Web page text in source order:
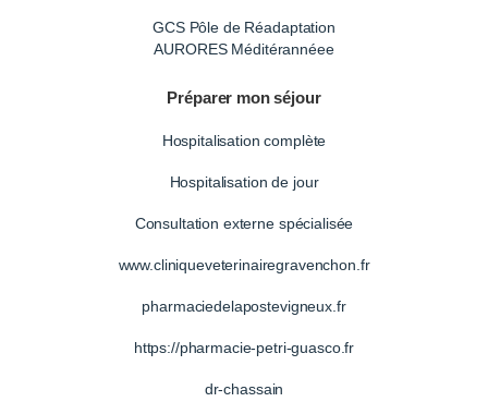
GCS Pôle de Réadaptation
AURORES Méditérannéee
Préparer mon séjour
Hospitalisation complète
Hospitalisation de jour
Consultation externe spécialisée
www.cliniqueveterinairegravenchon.fr
pharmaciedelapostevigneux.fr
https://pharmacie-petri-guasco.fr
dr-chassain